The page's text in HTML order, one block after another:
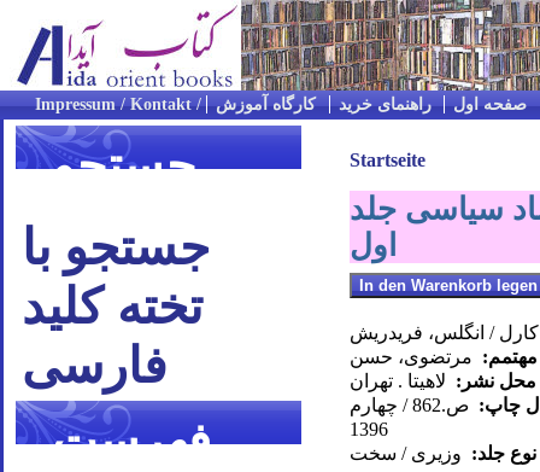
صفحه اول راهنمای خرید کارگاه آموزش
جستجو
جستجو با
تخته کلید
فارسی
فهرست
Startseite
سیاسی جلد
اول
/ انگلس، فریدریش
مرتضوی، حسن
محل نشر: لاهیتا . تهران
چاپ:
ص.862 / چهارم
1396
جلد: وزیری / سخت